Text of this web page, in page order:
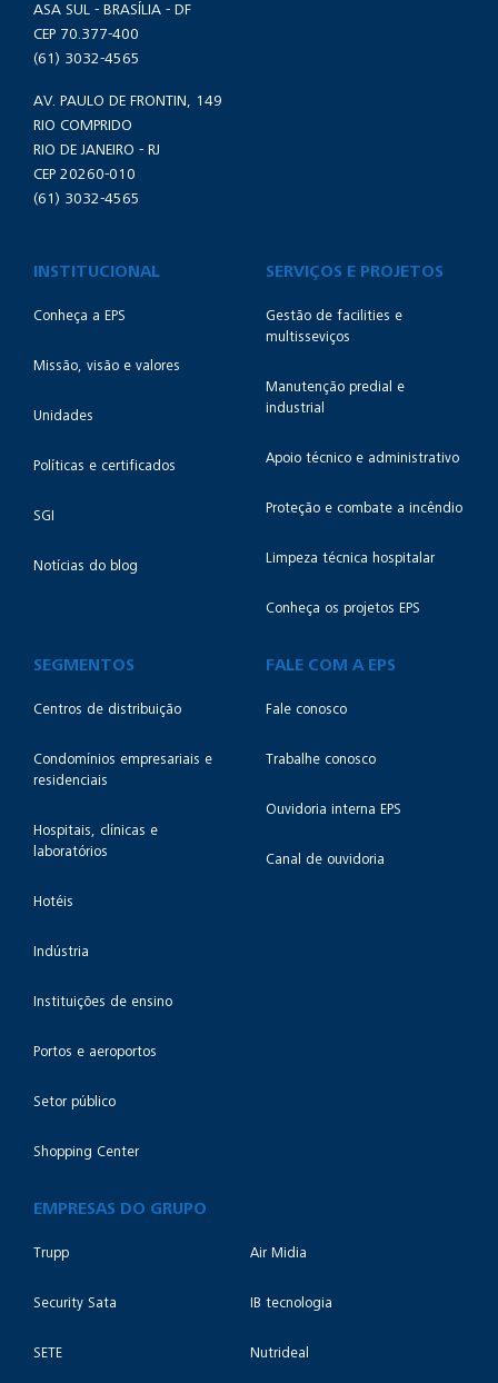
ASA SUL - BRASÍLIA - DF
CEP 70.377-400
(61) 3032-4565
AV. PAULO DE FRONTIN, 149
RIO COMPRIDO
RIO DE JANEIRO - RJ
CEP 20260-010
(61) 3032-4565
INSTITUCIONAL
Conheça a EPS
Missão, visão e valores
Unidades
Políticas e certificados
SGI
Notícias do blog
SERVIÇOS E PROJETOS
Gestão de facilities e
multisseviços
Manutenção predial e
industrial
Apoio técnico e administrativo
Proteção e combate a incêndio
Limpeza técnica hospitalar
Conheça os projetos EPS
SEGMENTOS
Centros de distribuição
Condomínios empresariais e
residenciais
Hospitais, clínicas e
laboratórios
Hotéis
Indústria
Instituições de ensino
Portos e aeroportos
Setor público
Shopping Center
FALE COM A EPS
Fale conosco
Trabalhe conosco
Ouvidoria interna EPS
Canal de ouvidoria
EMPRESAS DO GRUPO
Trupp
Security Sata
SETE
Air Midia
IB tecnologia
Nutrideal